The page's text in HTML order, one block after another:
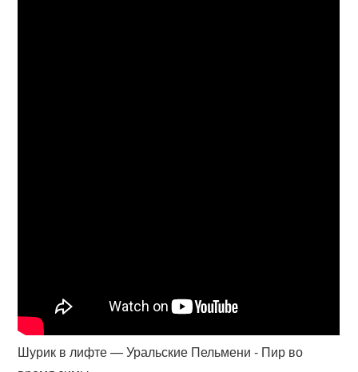
Шурик в лифте — Уральские Пельмени - Пир во